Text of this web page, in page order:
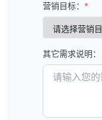
营销目标： *
其它需求说明：